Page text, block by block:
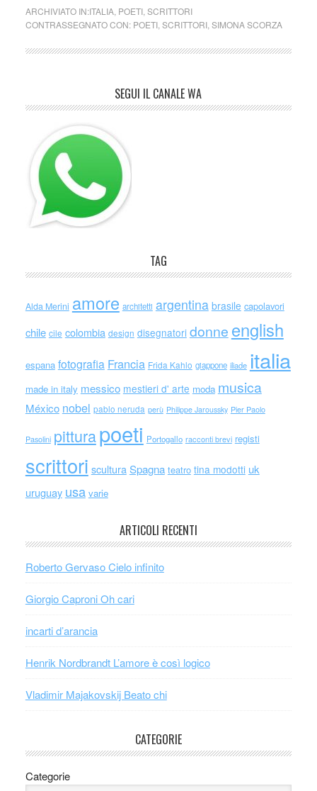
ARCHIVIATO IN:ITALIA, POETI, SCRITTORI
CONTRASSEGNATO CON: POETI, SCRITTORI, SIMONA SCORZA
SEGUI IL CANALE WA
TAG
Alda Merini amore architetti argentina brasile capolavori
chile cile colombia design disegnatori donne english
espana fotografia Francia Frida Kahlo giappone iliade italia
made in italy messico mestieri d' arte moda musica
México nobel pablo neruda perù Philippe Jaroussky Pier Paolo
Pasolini pitturapoeti Portogallo racconti brevi registi
scrittori scultura Spagna teatro tina modotti uk
uruguay usa varie
ARTICOLI RECENTI
Roberto Gervaso Cielo infinito
Giorgio Caproni Oh cari
incarti d’arancia
Henrik Nordbrandt L’amore è così logico
Vladimir Majakovskij Beato chi
CATEGORIE
Categorie